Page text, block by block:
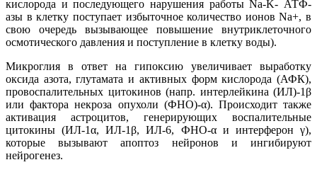
кислорода и последующего нарушения работы Na-K- АТФ-
азы в клетку поступает избыточное количество ионов Na+, в
свою очередь вызывающее повышение внутриклеточного
осмотического давления и поступление в клетку воды).
Микроглия в ответ на гипоксию увеличивает выработку
оксида азота, глутамата и активных форм кислорода (АФК),
провоспалительных цитокинов (напр. интерлейкина (ИЛ)-1β
или фактора некроза опухоли (ФНО)-α). Происходит также
активация астроцитов, генерирующих воспалительные
цитокины (ИЛ-1α, ИЛ-1β, ИЛ-6, ФНО-α и интерферон γ),
которые вызывают апоптоз нейронов и ингибируют
нейрогенез.